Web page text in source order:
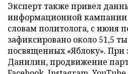
Эксперт также привел
информационной кампании
словам политолога, с июня
зафиксировано около 51,5
посвященных «Яблоку». При
Данилин, продвижение